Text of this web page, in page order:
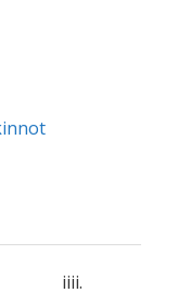
iiii.